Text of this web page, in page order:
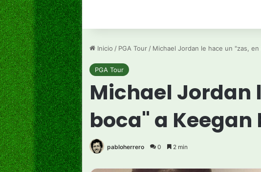
Inicio / PGA Tour / Michael Jordan le hace un "zas,
PGA Tour
Michael Jordan
boca" a Keegan
pabloherrero 0 2 min